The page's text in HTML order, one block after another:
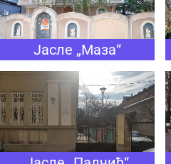
Јасле „Маза“